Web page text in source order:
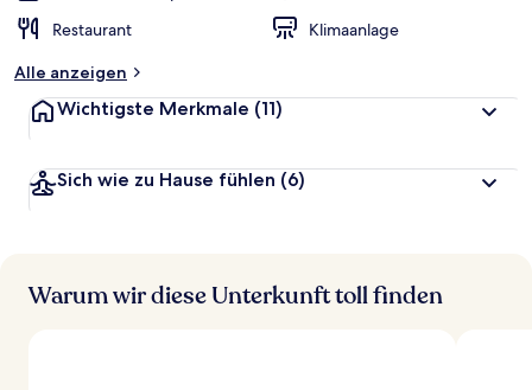
Restaurant
Klimaanlage
Alle anzeigen
Wichtigste Merkmale (11)
Sich wie zu Hause fühlen (6)
Warum wir diese Unterkunft toll finden